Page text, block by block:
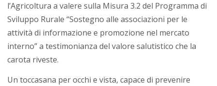
l’Agricoltura a valere sulla Misura 3.2 del Programma di
Sviluppo Rurale “Sostegno alle associazioni per le
attività di informazione e promozione nel mercato
interno” a testimonianza del valore salutistico che la
carota riveste.
Un toccasana per occhi e vista, capace di prevenire